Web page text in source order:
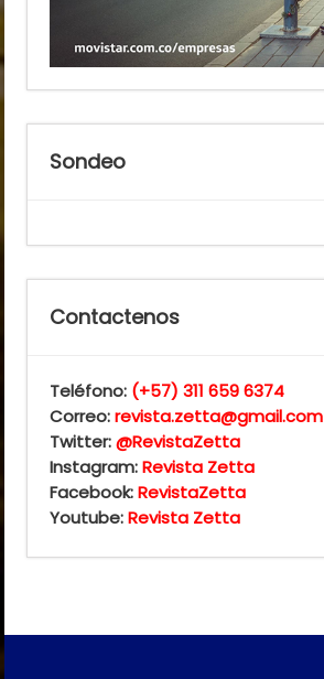
Sondeo
Contactenos
Teléfono: (+57) 311 659 6374
Correo:revista.zetta@gmail.com
Twitter:@RevistaZetta
Instagram:Revista Zetta
Facebook:RevistaZetta
Youtube:Revista Zetta